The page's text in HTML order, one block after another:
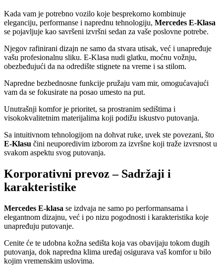
Kada vam je potrebno vozilo koje besprekorno kombinuje
eleganciju, performanse i naprednu tehnologiju, Mercedes E-Klasa
se pojavljuje kao savršeni izvršni sedan za vaše poslovne potrebe.
Njegov rafinirani dizajn ne samo da stvara utisak, već i unapređuje
vašu profesionalnu sliku. E-Klasa nudi glatku, moćnu vožnju,
obezbeđujući da na odredište stignete na vreme i sa stilom.
Napredne bezbednosne funkcije pružaju vam mir, omogućavajući
vam da se fokusirate na posao umesto na put.
Unutrašnji komfor je prioritet, sa prostranim sedištima i
visokokvalitetnim materijalima koji podižu iskustvo putovanja.
Sa intuitivnom tehnologijom na dohvat ruke, uvek ste povezani, što
E-Klasu čini neuporedivim izborom za izvršne koji traže izvrsnost u
svakom aspektu svog putovanja.
Korporativni prevoz – Sadržaji i
karakteristike
Mercedes E-klasa se izdvaja ne samo po performansama i
elegantnom dizajnu, već i po nizu pogodnosti i karakteristika koje
unapređuju putovanje.
Cenite će te udobna kožna sedišta koja vas obavijaju tokom dugih
putovanja, dok napredna klima uređaj osigurava vaš komfor u bilo
kojim vremenskim uslovima.